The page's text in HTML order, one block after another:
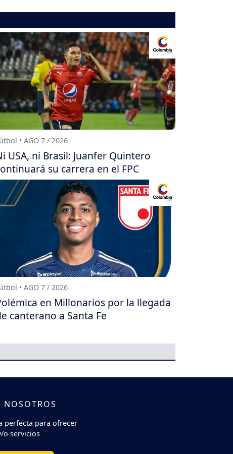
• AGO 7 / 2026
USA, ni Brasil: Juanfer Quintero
su carrera en el FPC
• AGO 7 / 2026
en Millonarios por la llegada
canterano a Santa Fe
NOSOTROS
perfecta para ofrecer
o servicios